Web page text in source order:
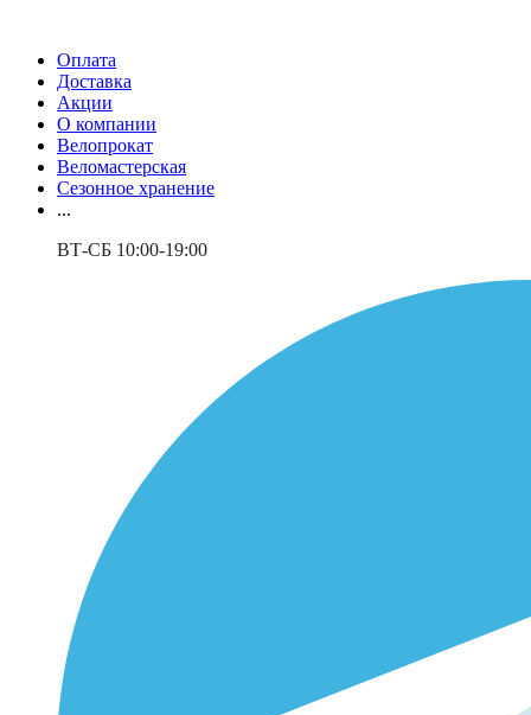
Оплата
Доставка
Акции
О компании
Велопрокат
Веломастерская
Сезонное хранение
...
ВТ-СБ 10:00-19:00